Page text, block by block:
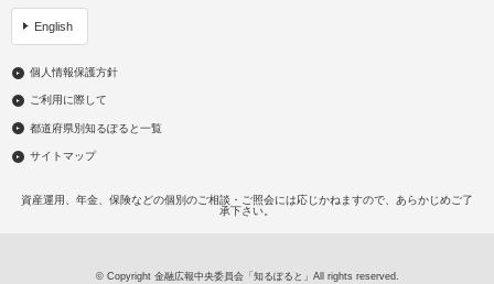
English
個人情報保護方針
ご利用に際して
都道府県別知るぽると一覧
サイトマップ
資産運用、年金、保険などの個別のご相談・ご照会には応じかねますので、あらかじめご了
承下さい。
© Copyright 金融広報中央委員会「知るぽると」All rights reserved.